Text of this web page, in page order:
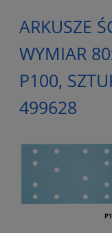
ARKUSZE
WYMIAR
P100,
499628